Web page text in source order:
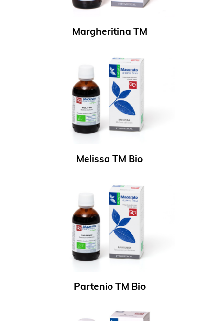
Margheritina TM
Melissa TM Bio
Partenio TM Bio